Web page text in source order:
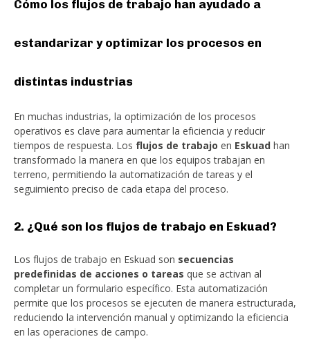
Cómo los flujos de trabajo han ayudado a
estandarizar y optimizar los procesos en
distintas industrias
En muchas industrias, la optimización de los procesos
operativos es clave para aumentar la eficiencia y reducir
tiempos de respuesta. Los flujos de trabajo en Eskuad han
transformado la manera en que los equipos trabajan en
terreno, permitiendo la automatización de tareas y el
seguimiento preciso de cada etapa del proceso.
2. ¿Qué son los flujos de trabajo en Eskuad?
Los flujos de trabajo en Eskuad son secuencias
predefinidas de acciones o tareas que se activan al
completar un formulario específico. Esta automatización
permite que los procesos se ejecuten de manera estructurada,
reduciendo la intervención manual y optimizando la eficiencia
en las operaciones de campo.